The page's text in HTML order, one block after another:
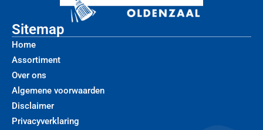
Sitemap
Home
Assortiment
Over ons
Algemene voorwaarden
Disclaimer
Privacyverklaring